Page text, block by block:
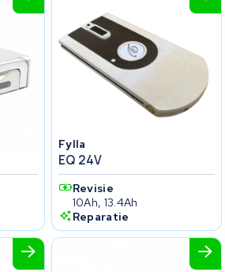
Fylla
EQ 24V
Revisie
10Ah, 13.4Ah
Reparatie